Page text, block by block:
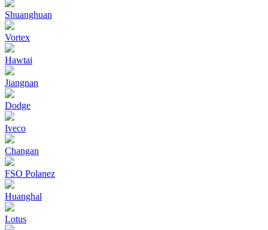
Shuanghuan
Vortex
Hawtai
Jiangnan
Dodge
Iveco
Changan
FSO Polanez
Huanghal
Lotus